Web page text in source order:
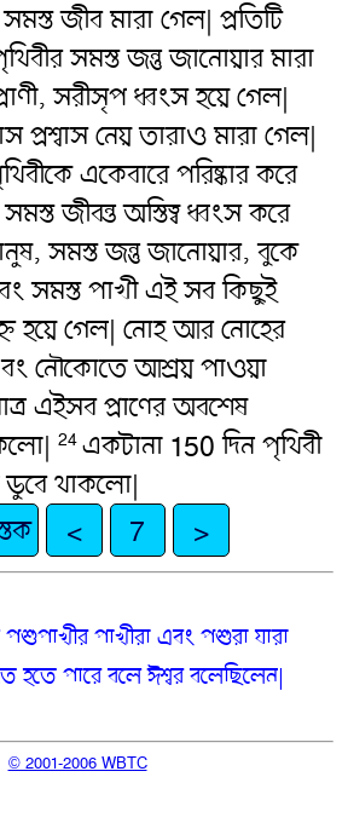
জীব মারা গেল| প্রতিটি
সমস্ত জন্তু জানোয়ার মারা
সরীসৃপ ধ্বংস হয়ে গেল|
প্রশ্বাস নেয় তারাও মারা গেল|
একেবারে পরিষ্কার করে
জীবন্ত অস্তিত্ব ধ্বংস করে
সমস্ত জন্তু জানোয়ার, বুকে
সমস্ত পাখী এই সব কিছুই
হয়ে গেল| নোহ আর নোহের
নৌকোতে আশ্রয় পাওয়া
এইসব প্রাণের অবশেষ
24 একটানা 150 দিন পৃথিবী
থাকলো|
< 7 >
পশুপাখীরপাখীরা এবং পশুরা যারা
হতে পারে বলে ঈশ্বর বলেছিলেন|
© 2001-2006 WBTC